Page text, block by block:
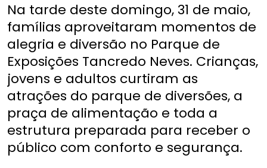
Na tarde deste domingo, 31 de maio,
famílias aproveitaram momentos de
alegria e diversão no Parque de
Exposições Tancredo Neves. Crianças,
jovens e adultos curtiram as
atrações do parque de diversões, a
praça de alimentação e toda a
estrutura preparada para receber o
público com conforto e segurança.